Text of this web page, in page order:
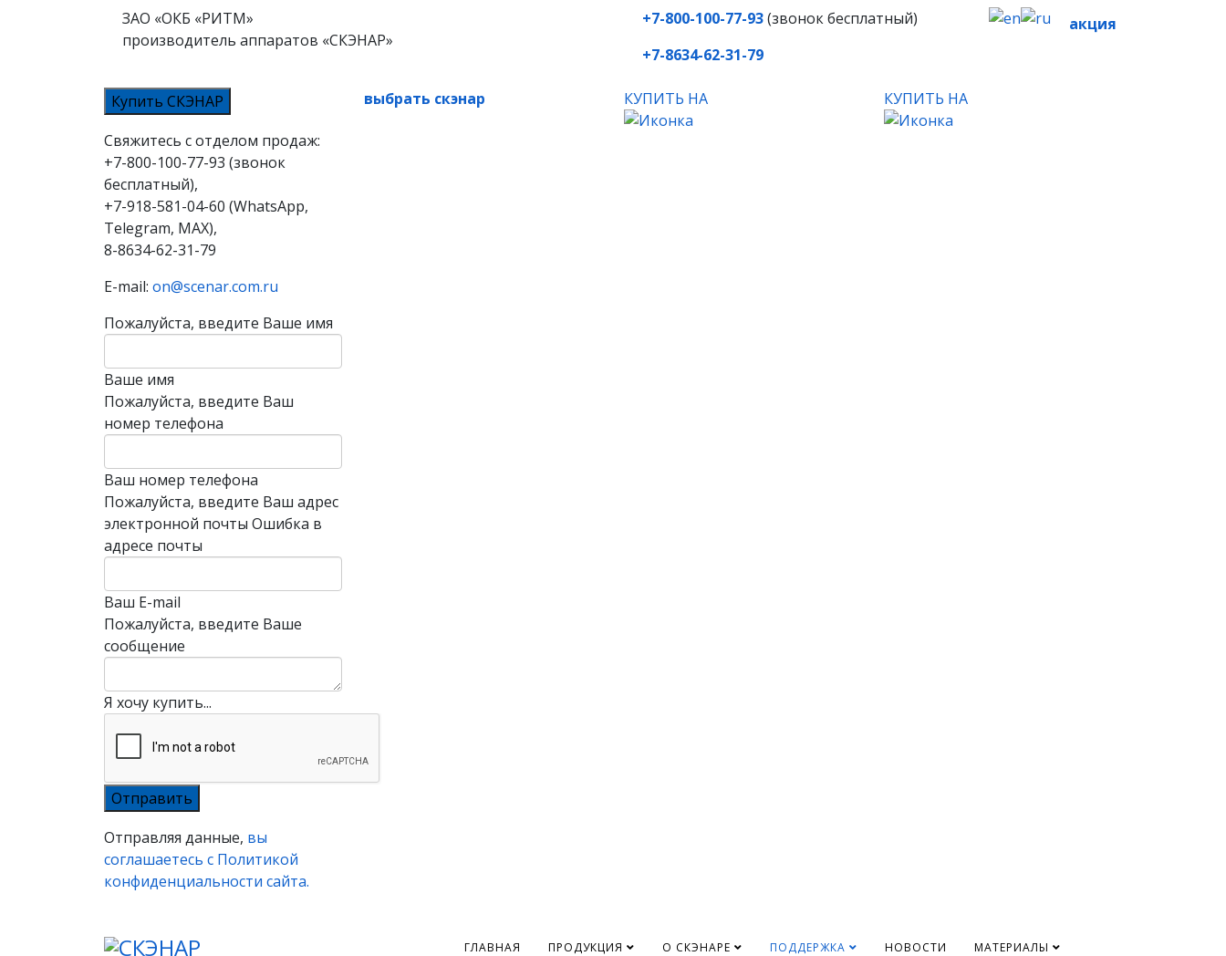
ЗАО «ОКБ «РИТМ»
производитель аппаратов «СКЭНАР»
+7-800-100-77-93(звонок бесплатный)
+7-8634-62-31-79
акция
Купить СКЭНАР
Свяжитесь с отделом продаж:
+7-800-100-77-93 (звонок
бесплатный),
+7-918-581-04-60 (WhatsApp,
Telegram, MAX),
8-8634-62-31-79
E-mail: on@scenar.com.ru
Пожалуйста, введите Ваше имя
Ваше имя
Пожалуйста, введите Ваш
номер телефона
Ваш номер телефона
Пожалуйста, введите Ваш адрес
электронной почты Ошибка в
адресе почты
Ваш E-mail
Пожалуйста, введите Ваше
сообщение
Я хочу купить...
Отправляя данные, вы
соглашаетесь с Политикой
конфиденциальности сайта.
выбрать скэнар КУПИТЬ НА КУПИТЬ НА
ГЛАВНАЯ ПРОДУКЦИЯ О СКЭНАРЕ ПОДДЕРЖКА НОВОСТИ МАТЕРИАЛЫ